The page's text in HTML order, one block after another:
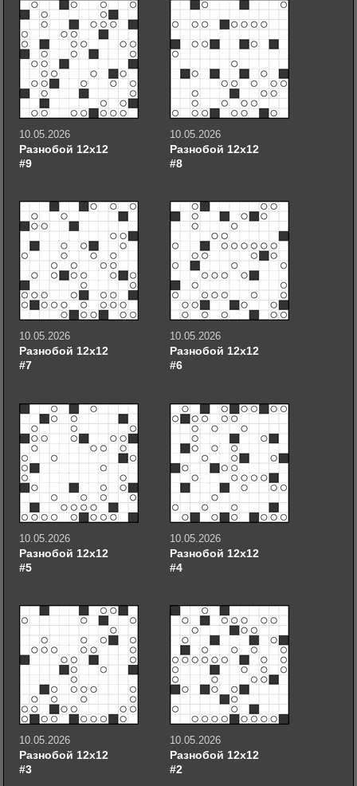
10.05.2026
Разнобой 12х12
#9
10.05.2026
Разнобой 12х12
#8
10.05.2026
Разнобой 12х12
#7
10.05.2026
Разнобой 12х12
#6
10.05.2026
Разнобой 12х12
#5
10.05.2026
Разнобой 12х12
#4
10.05.2026
Разнобой 12х12
#3
10.05.2026
Разнобой 12х12
#2